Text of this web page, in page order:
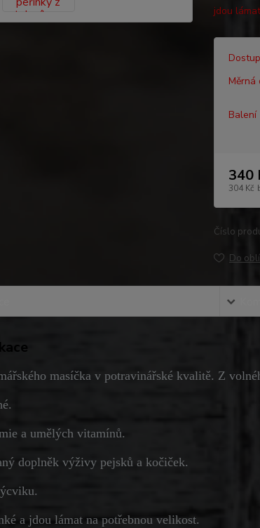
jdou
Měrná
Balení
340
304 Kč
Číslo
Do
masíčka v potravinářské kvalitě. Z
a umělých vitamínů.
doplněk výživy pejsků a kočiček.
a jdou lámat na potřebnou velikost.